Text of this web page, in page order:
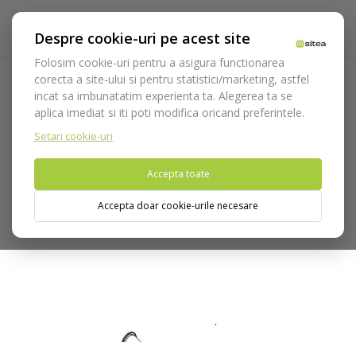
Despre cookie-uri pe acest site
Folosim cookie-uri pentru a asigura functionarea
corecta a site-ului si pentru statistici/marketing, astfel
incat sa imbunatatim experienta ta. Alegerea ta se
aplica imediat si iti poti modifica oricand preferintele.
Setari cookie-uri
Accepta toate
Accepta doar cookie-urile necesare
Acasa Consumabile Protectie
Protectie pacient
Protectii de unica folosinta pentru urechi la teleradiografie
Nu puteti plasa comenzi din tara din care accesati website-ul